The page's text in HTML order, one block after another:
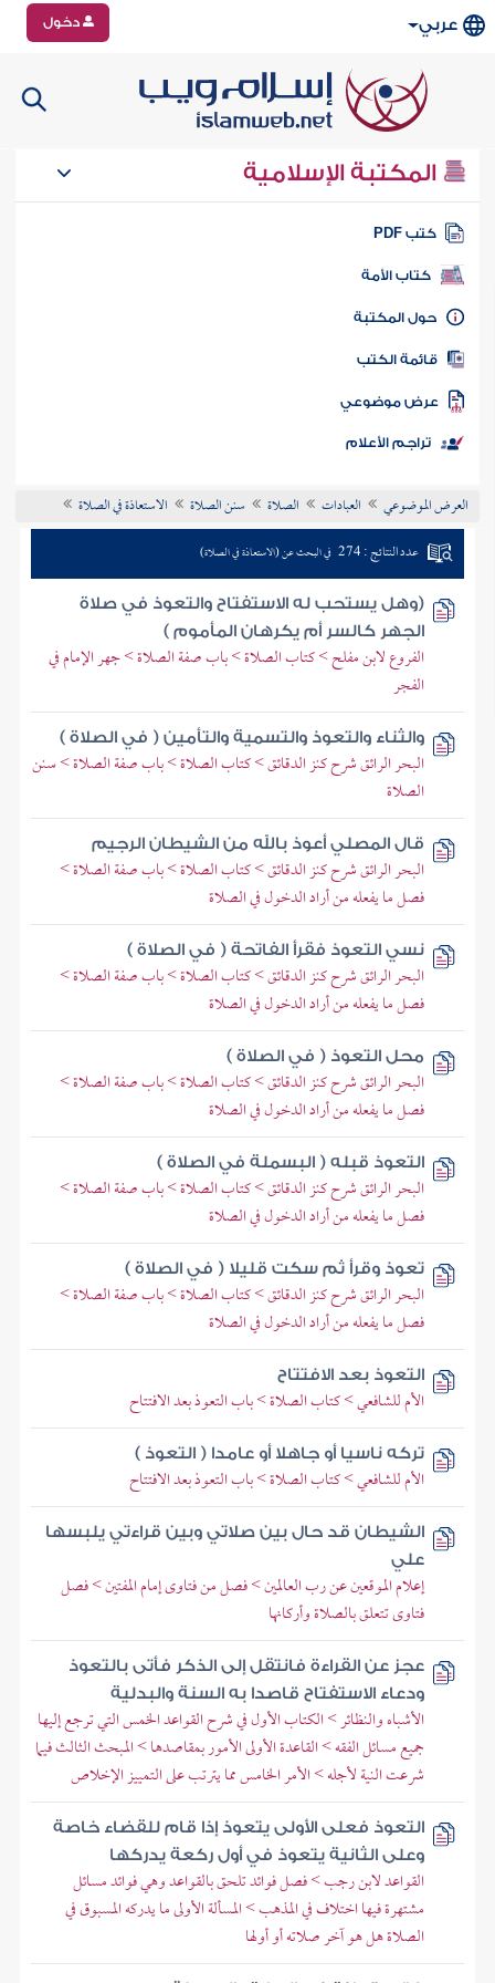
عربي دخول
المكتبة الإسلامية
كتب PDF
كتاب الأمة
المكتبة
الكتب
موضوعي
تراجم الأعلام
العرض الموضوعي العبادات الصلاة سنن الصلاة الاستعاذة في الصلاة
عدد النتائج : 274 في البحث عن (الاستعاذة في الصلاة)
(وهل يستحب له الاستفتاح والتعوذ في صلاة
الجهر كالسر أم يكرهان المأموم )
الفروع لابن مفلح > كتاب الصلاة > باب صفة الصلاة > جهر الإمام في
الفجر
والثناء والتعوذ والتسمية والتأمين ( في الصلاة )
البحر الرائق شرح كنز الدقائق > كتاب الصلاة > باب صفة الصلاة > سنن
الصلاة
قال المصلي أعوذ بالله من الشيطان الرجيم
البحر الرائق شرح كنز الدقائق > كتاب الصلاة > باب صفة الصلاة >
فصل ما يفعله من أراد الدخول في الصلاة
نسي التعوذ فقرأ الفاتحة ( في الصلاة )
البحر الرائق شرح كنز الدقائق > كتاب الصلاة > باب صفة الصلاة >
فصل ما يفعله من أراد الدخول في الصلاة
محل التعوذ ( في الصلاة )
البحر الرائق شرح كنز الدقائق > كتاب الصلاة > باب صفة الصلاة >
فصل ما يفعله من أراد الدخول في الصلاة
التعوذ قبله ( البسملة في الصلاة )
البحر الرائق شرح كنز الدقائق > كتاب الصلاة > باب صفة الصلاة >
فصل ما يفعله من أراد الدخول في الصلاة
تعوذ وقرأ ثم سكت قليلا ( في الصلاة )
البحر الرائق شرح كنز الدقائق > كتاب الصلاة > باب صفة الصلاة >
فصل ما يفعله من أراد الدخول في الصلاة
التعوذ بعد الافتتاح
الأم للشافعي > كتاب الصلاة > باب التعوذ بعد الافتتاح
تركه ناسيا أو جاهلا أو عامدا ( التعوذ )
الأم للشافعي > كتاب الصلاة > باب التعوذ بعد الافتتاح
الشيطان قد حال بين صلاتي وبين قراءتي يلبسها
علي
إعلام الموقعين عن رب العالمين > فصل من فتاوى إمام المفتين > فصل
فتاوى تتعلق بالصلاة وأركانها
عجز عن القراءة فانتقل إلى الذكر فأتى بالتعوذ
ودعاء الاستفتاح قاصدا به السنة والبدلية
الأشباه والنظائر > الكتاب الأول في شرح القواعد الخمس التي ترجع إليها
جميع مسائل الفقه > القاعدة الأولى الأمور بمقاصدها > المبحث الثالث فيما
شرعت النية لأجله > الأمر الخامس مما يترتب على التمييز الإخلاص
التعوذ فعلى الأولى يتعوذ إذا قام للقضاء خاصة
وعلى الثانية يتعوذ في أول ركعة يدركها
القواعد لابن رجب > فصل فوائد تلحق بالقواعد وهي فوائد مسائل
مشتهرة فيها اختلاف في المذهب > المسألة الأولى ما يدركه المسبوق في
الصلاة هل هو آخر صلاته أو أولها